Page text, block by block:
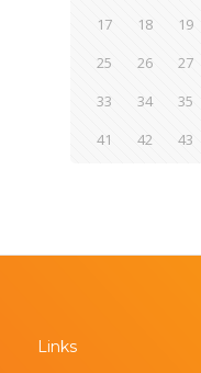
17
18 19
25
26 27
33
34 35
41
42 43
Links